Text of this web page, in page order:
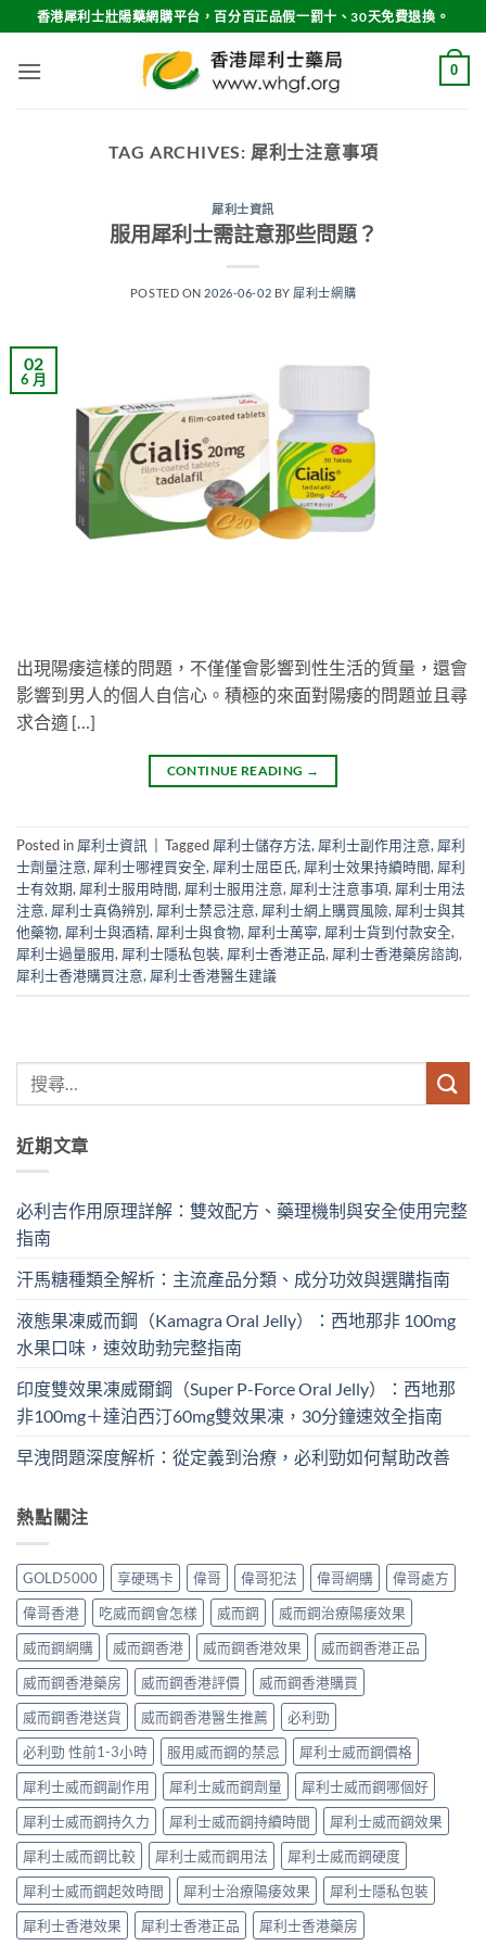
to
content
香港犀利士壯陽藥網購平台，百分百正品假一罰十、30天免費退換。
0
TAG ARCHIVES: 犀利士注意事項
犀利士資訊
服用犀利士需註意那些問題？
POSTED ON 2026-06-02 BY 犀利士網購
02
6 月
出現陽痿這樣的問題，不僅僅會影響到性生活的質量，還會
影響到男人的個人自信心。積極的來面對陽痿的問題並且尋
求合適 […]
CONTINUE READING →
Posted in 犀利士資訊 Tagged 犀利士儲存方法, 犀利士副作用注意, 犀利
士劑量注意, 犀利士哪裡買安全, 犀利士屈臣氏, 犀利士效果持續時間, 犀利
士有效期, 犀利士服用時間, 犀利士服用注意, 犀利士注意事項, 犀利士用法
注意, 犀利士真偽辨別, 犀利士禁忌注意, 犀利士網上購買風險, 犀利士與其
他藥物, 犀利士與酒精, 犀利士與食物, 犀利士萬寧, 犀利士貨到付款安全,
犀利士過量服用, 犀利士隱私包裝, 犀利士香港正品, 犀利士香港藥房諮詢,
犀利士香港購買注意, 犀利士香港醫生建議
近期文章
必利吉作用原理詳解：雙效配方、藥理機制與安全使用完整
指南
汗馬糖種類全解析：主流產品分類、成分功效與選購指南
液態果凍威而鋼（Kamagra Oral Jelly）：西地那非 100mg​
水果口味，速效助勃完整指南
印度雙效果凍威爾鋼（Super P-Force Oral Jelly）：西地那
非100mg＋達泊西汀60mg雙效果凍，30分鐘速效全指南
早洩問題深度解析：從定義到治療，必利勁如何幫助改善
熱點關注
GOLD5000 享硬瑪卡 偉哥 偉哥犯法 偉哥網購
偉哥處方
偉哥香港
吃威而鋼會怎樣 威而鋼
威而鋼治療陽痿效果
威而鋼網購
威而鋼香港 威而鋼香港效果
威而鋼香港正品
威而鋼香港藥房
威而鋼香港評價
威而鋼香港購買
威而鋼香港送貨
威而鋼香港醫生推薦
必利勁
必利勁 性前1-3小時
服用威而鋼的禁忌
犀利士威而鋼價格
犀利士威而鋼副作用
犀利士威而鋼劑量
犀利士威而鋼哪個好
犀利士威而鋼持久力
犀利士威而鋼持續時間
犀利士威而鋼效果
犀利士威而鋼比較
犀利士威而鋼用法
犀利士威而鋼硬度
犀利士威而鋼起效時間
犀利士治療陽痿效果
犀利士隱私包裝
犀利士香港效果
犀利士香港正品 犀利士香港藥房